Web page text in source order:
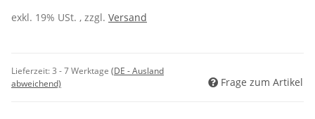
exkl. 19% USt. , zzgl. Versand
Lieferzeit:3 - 7 Werktage (DE - Ausland
abweichend)
Frage zum Artikel